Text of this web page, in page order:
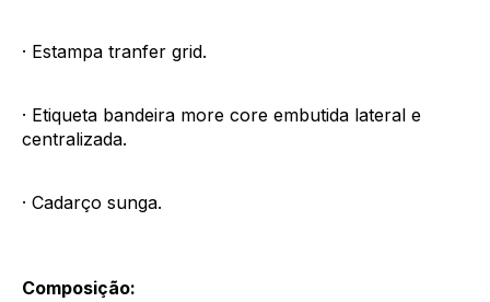
· Estampa tranfer grid.
· Etiqueta bandeira more core embutida lateral e
centralizada.
· Cadarço sunga.
Composição: